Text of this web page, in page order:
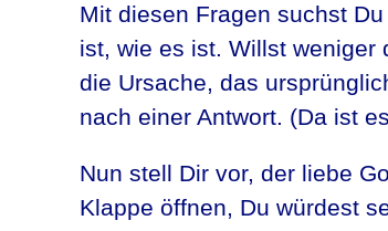
Mit diesen Fragen suchst
ist, wie es ist. Willst weniger
die Ursache, das
nach einer Antwort. (Da ist
Nun stell Dir vor, der liebe
Klappe öffnen, Du würdest